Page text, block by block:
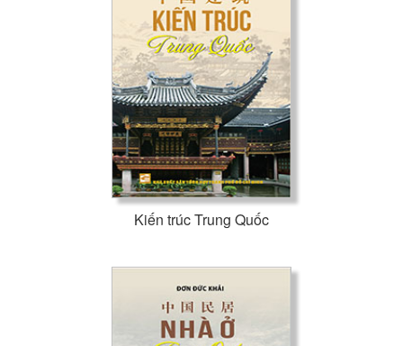
Kiến trúc Trung Quốc